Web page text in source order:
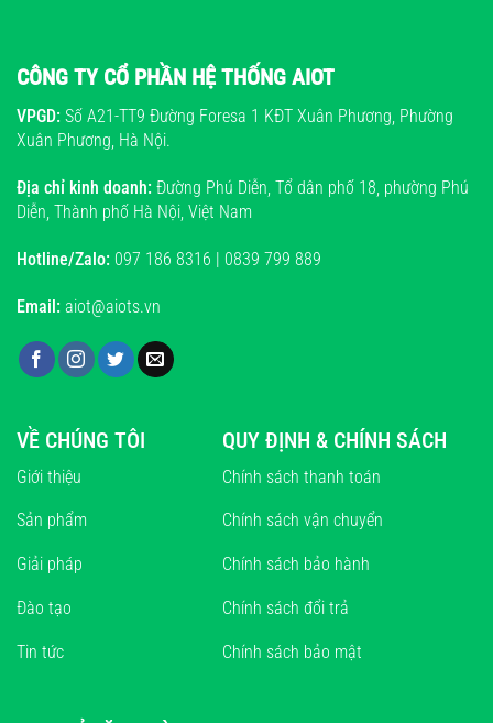
CÔNG TY CỔ PHẦN HỆ THỐNG AIOT
VPGD: Số A21-TT9 Đường Foresa 1 KĐT Xuân Phương, Phường
Xuân Phương, Hà Nội.
Địa chỉ kinh doanh: Đường Phú Diễn, Tổ dân phố 18, phường Phú
Diễn, Thành phố Hà Nội, Việt Nam
Hotline/Zalo: 097 186 8316 | 0839 799 889
Email: aiot@aiots.vn
VỀ CHÚNG TÔI
Giới thiệu
Sản phẩm
Giải pháp
Đào tạo
Tin tức
QUY ĐỊNH & CHÍNH SÁCH
Chính sách thanh toán
Chính sách vận chuyển
Chính sách bảo hành
Chính sách đổi trả
Chính sách bảo mật